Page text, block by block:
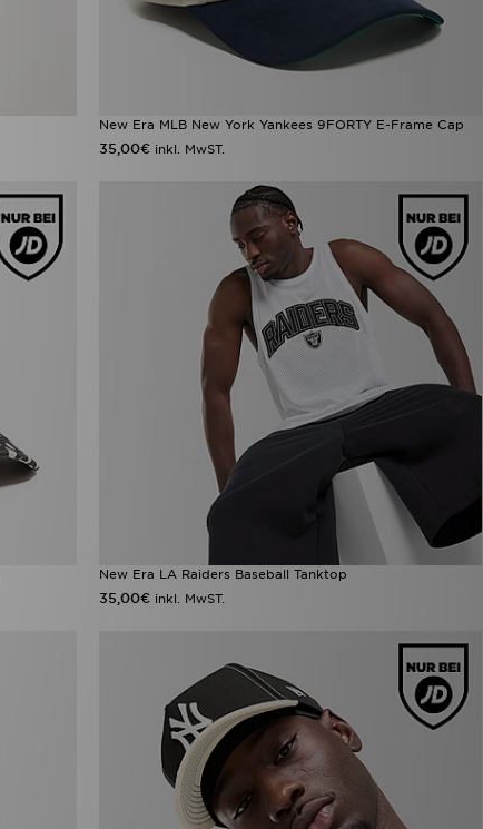
New Era MLB New York Yankees 9FORTY E-Frame Cap
35,00€ inkl. MwST.
New Era LA Raiders Baseball Tanktop
35,00€ inkl. MwST.